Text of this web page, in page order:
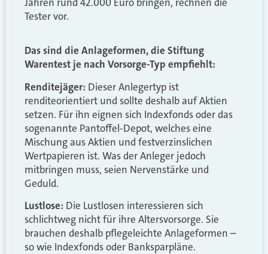
Tester vor.
Das sind die Anlageformen, die Stiftung
Warentest je nach Vorsorge-Typ empfiehlt:
Renditejäger: Dieser Anlegertyp ist
renditeorientiert und sollte deshalb auf Aktien
setzen. Für ihn eignen sich Indexfonds oder das
sogenannte Pantoffel-Depot, welches eine
Mischung aus Aktien und festverzinslichen
Wertpapieren ist. Was der Anleger jedoch
mitbringen muss, seien Nervenstärke und
Geduld.
Lustlose: Die Lustlosen interessieren sich
schlichtweg nicht für ihre Altersvorsorge. Sie
brauchen deshalb pflegeleichte Anlageformen –
so wie Indexfonds oder Banksparpläne.